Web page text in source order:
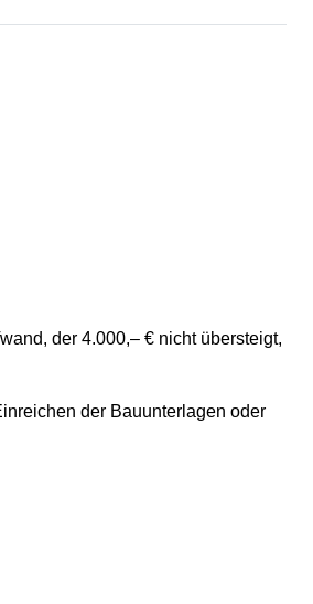
der 4.000,– € nicht übersteigt,
der Bauunterlagen oder